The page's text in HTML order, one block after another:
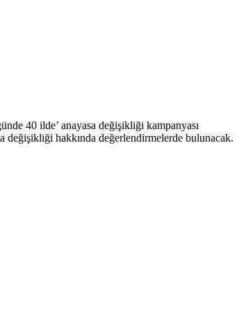
40 ilde’ anayasa değişikliği kampanyası
değişikliği hakkında değerlendirmelerde bulunacak.